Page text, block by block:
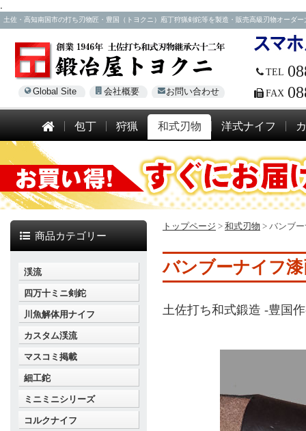
.
土佐・高知南国市の打ち刃物匠・豊国（トヨクニ）庖丁狩猟剣鉈等を製造・販売高級刃物オーダ
Global Site 会社概要 お問い合わせ
TEL
FAX
包丁 狩猟 和式刃物 洋式ナイフ
トップページ > 和式刃物 > バンブ
バンブーナイフ
土佐打ち和式鍛造 -豊国
商品カテゴリー
渓流
四万十ミニ剣鉈
川魚解体用ナイフ
カスタム渓流
マスコミ掲載
細工鉈
ミニミニシリーズ
コルクナイフ